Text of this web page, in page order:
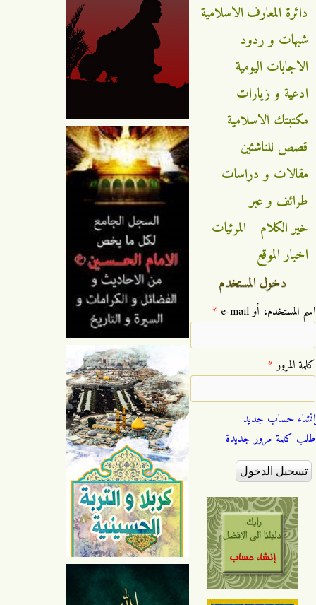
دائرة المعارف الاسلامية
شبهات و ردود
الاجابات اليومية
ادعية و زيارات
مكتبتك الاسلامية
قصص للناشئين
مقالات و دراسات
طرائف و عبر
خير الكلام
المرئيات
اخبار الموقع
دخول المستخدم
‏اسم المستخدم، أو e-mail ‏ *
‏كلمة المرور ‏*
إنشاء حساب جديد
طلب كلمة مرور جديدة